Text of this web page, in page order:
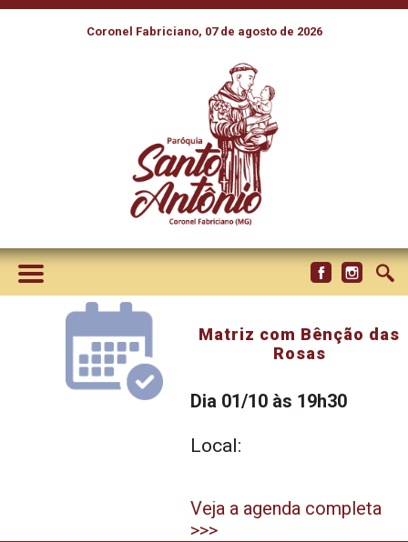
Coronel Fabriciano, 07 de agosto de 2026
Matriz com Bênção das
Rosas
Dia 01/10 às 19h30
Local:
Veja a agenda completa
>>>